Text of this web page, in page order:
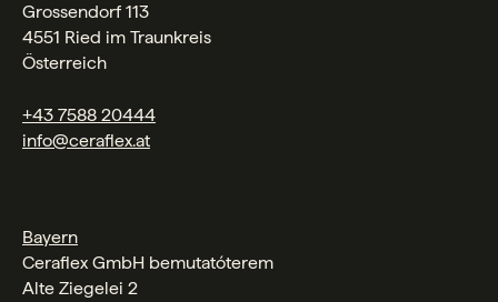
Grossendorf 113
4551 Ried im Traunkreis
Österreich
+43 7588 20444
info@ceraflex.at
Bayern
Ceraflex GmbH bemutatóterem
Alte Ziegelei 2